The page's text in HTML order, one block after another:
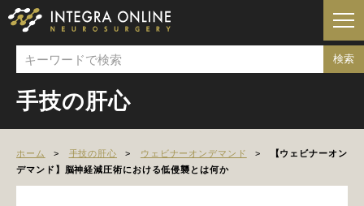
手技の肝心
ホーム 手技の肝心 ウェビナーオンデマンド
【ウェビナーオン
デマンド】脳神経減圧術における低侵襲とは何か